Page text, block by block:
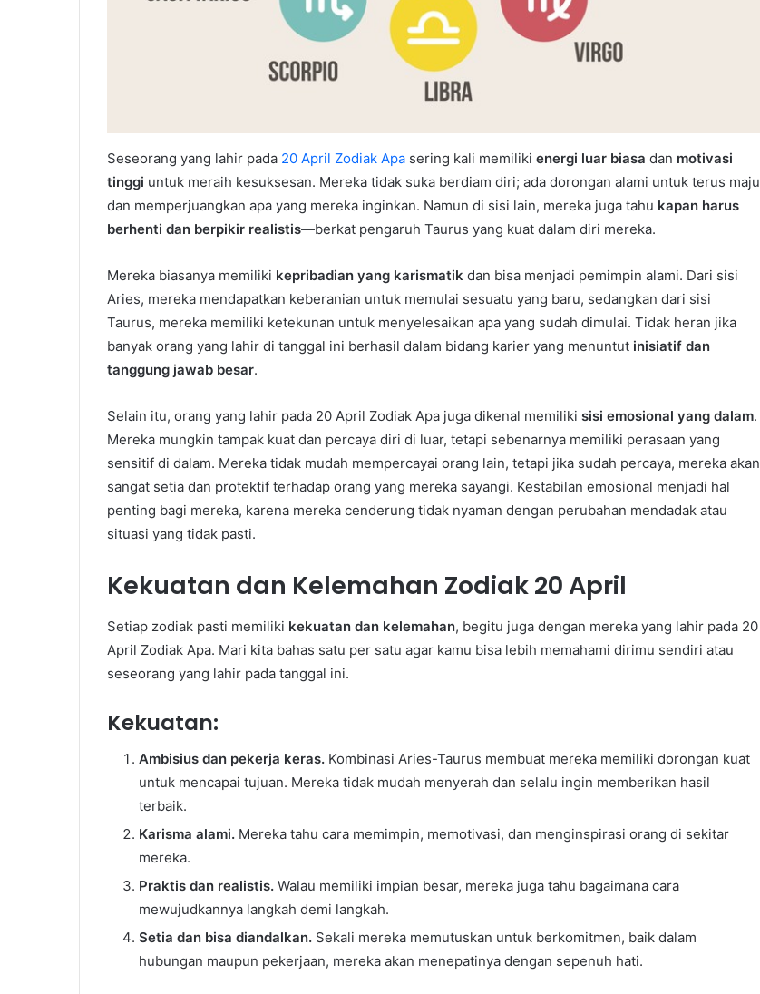
Seseorang yang lahir pada 20 April Zodiak Apa sering kali memiliki energi luar biasa dan motivasi
tinggi untuk meraih kesuksesan. Mereka tidak suka berdiam diri; ada dorongan alami untuk terus maju
dan memperjuangkan apa yang mereka inginkan. Namun di sisi lain, mereka juga tahu kapan harus
berhenti dan berpikir realistis—berkat pengaruh Taurus yang kuat dalam diri mereka.
Mereka biasanya memiliki kepribadian yang karismatik dan bisa menjadi pemimpin alami. Dari sisi
Aries, mereka mendapatkan keberanian untuk memulai sesuatu yang baru, sedangkan dari sisi
Taurus, mereka memiliki ketekunan untuk menyelesaikan apa yang sudah dimulai. Tidak heran jika
banyak orang yang lahir di tanggal ini berhasil dalam bidang karier yang menuntut inisiatif dan
tanggung jawab besar.
Selain itu, orang yang lahir pada 20 April Zodiak Apa juga dikenal memiliki sisi emosional yang dalam.
Mereka mungkin tampak kuat dan percaya diri di luar, tetapi sebenarnya memiliki perasaan yang
sensitif di dalam. Mereka tidak mudah mempercayai orang lain, tetapi jika sudah percaya, mereka akan
sangat setia dan protektif terhadap orang yang mereka sayangi. Kestabilan emosional menjadi hal
penting bagi mereka, karena mereka cenderung tidak nyaman dengan perubahan mendadak atau
situasi yang tidak pasti.
Kekuatan dan Kelemahan Zodiak 20 April
Setiap zodiak pasti memiliki kekuatan dan kelemahan, begitu juga dengan mereka yang lahir pada 20
April Zodiak Apa. Mari kita bahas satu per satu agar kamu bisa lebih memahami dirimu sendiri atau
seseorang yang lahir pada tanggal ini.
Kekuatan:
Ambisius dan pekerja keras. Kombinasi Aries-Taurus membuat mereka memiliki dorongan kuat
untuk mencapai tujuan. Mereka tidak mudah menyerah dan selalu ingin memberikan hasil
terbaik.
Karisma alami. Mereka tahu cara memimpin, memotivasi, dan menginspirasi orang di sekitar
mereka.
Praktis dan realistis. Walau memiliki impian besar, mereka juga tahu bagaimana cara
mewujudkannya langkah demi langkah.
Setia dan bisa diandalkan. Sekali mereka memutuskan untuk berkomitmen, baik dalam
hubungan maupun pekerjaan, mereka akan menepatinya dengan sepenuh hati.